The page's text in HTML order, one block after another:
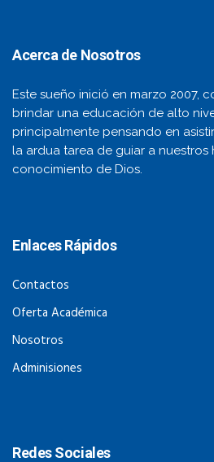
Acerca de Nosotros
Este sueño inició en marzo 2007,
brindar una educación de alto
principalmente pensando en
la ardua tarea de guiar a nuestros
conocimiento de Dios.
Enlaces Rápidos
Contactos
Oferta Académica
Nosotros
Adminisiones
Redes Sociales